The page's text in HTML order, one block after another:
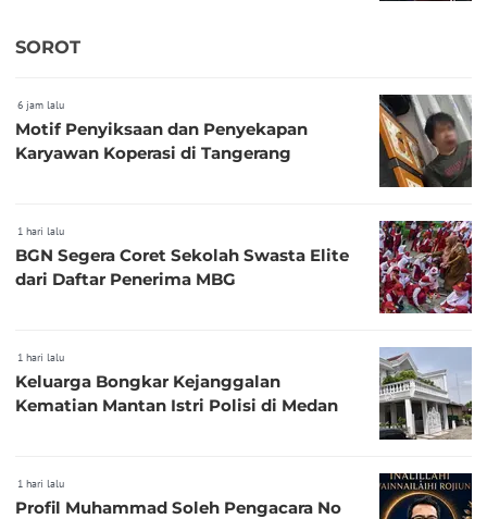
SOROT
6 jam lalu
Motif Penyiksaan dan Penyekapan
Karyawan Koperasi di Tangerang
1 hari lalu
BGN Segera Coret Sekolah Swasta Elite
dari Daftar Penerima MBG
1 hari lalu
Keluarga Bongkar Kejanggalan
Kematian Mantan Istri Polisi di Medan
1 hari lalu
Profil Muhammad Soleh Pengacara No